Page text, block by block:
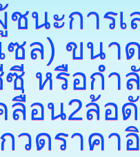
ชนะการ
ซล) ขนา
หรือกำ
ลื่อน2ล้อ
วดราคา